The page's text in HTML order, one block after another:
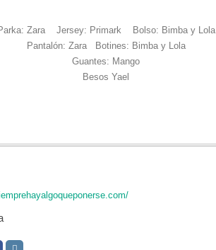
Zara Jersey: Primark Bolso: Bimba y Lola
Pantalón: Zara Botines: Bimba y Lola
Guantes: Mango
Besos Yael